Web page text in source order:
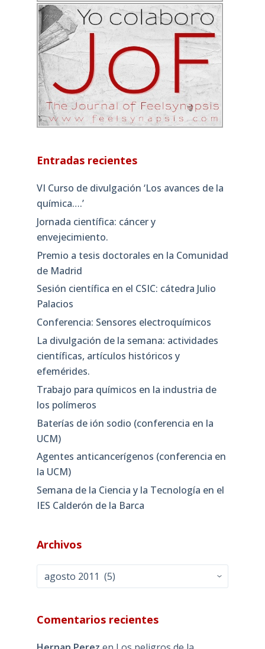
Entradas recientes
VI Curso de divulgación ‘Los avances de la
química….’
Jornada científica: cáncer y
envejecimiento.
Premio a tesis doctorales en la Comunidad
de Madrid
Sesión científica en el CSIC: cátedra Julio
Palacios
Conferencia: Sensores electroquímicos
La divulgación de la semana: actividades
científicas, artículos históricos y
efemérides.
Trabajo para químicos en la industria de
los polímeros
Baterías de ión sodio (conferencia en la
UCM)
Agentes anticancerígenos (conferencia en
la UCM)
Semana de la Ciencia y la Tecnología en el
IES Calderón de la Barca
Archivos
Archivos
Comentarios recientes